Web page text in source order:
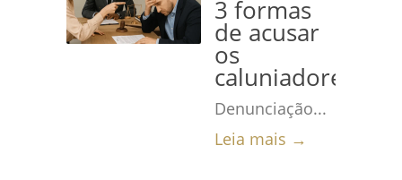
3 formas
de acusar
os
caluniadores
Denunciação...
Leia mais →